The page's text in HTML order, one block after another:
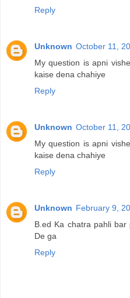
Reply
Unknown October 11,
My question is apni
kaise dena chahiye
Reply
Unknown October 11,
My question is apni
kaise dena chahiye
Reply
Unknown February 9,
B.ed Ka chatra pahli bar
De ga
Reply